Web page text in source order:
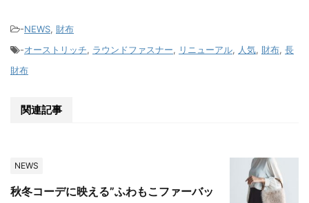
-NEWS, 財布
-オーストリッチ, ラウンドファスナー, リニューアル, 人気, 財布, 長
財布
関連記事
NEWS
秋冬コーデに映える”ふわもこファーバッ